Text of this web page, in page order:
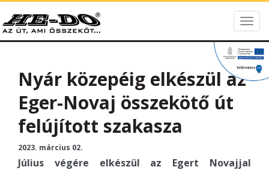
Nyár közepéig elkészül az
Eger-Novaj összekötő út
felújított szakasza
2023. március 02.
Július végére elkészül az Egert Novajjal